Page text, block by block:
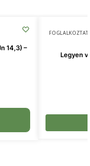
14,3) –
Legyen